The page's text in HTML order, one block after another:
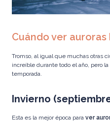
Cuándo ver
Tromso, al igual que muchas otras
increíble durante todo el año, pero
temporada.
Invierno
Esta es la mejor época para ver